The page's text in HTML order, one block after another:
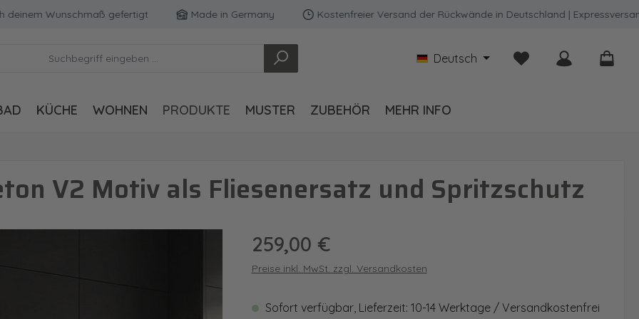
Wunschmaß gefertigt Made in Germany Kostenfreier Versand der Rückwände in Deutschland | Expressversand
Deutsch Du hast 0 Produkte
KÜCHE WOHNEN PRODUKTE MUSTER ZUBEHÖR MEHR INFO
V2 Motiv als Fliesenersatz und Spritzschutz
Regulärer Preis:
259,00 €
Preise inkl. MwSt. zzgl. Versandkosten
Sofort verfügbar, Lieferzeit: 10-14 Werktage / Versandkostenfrei